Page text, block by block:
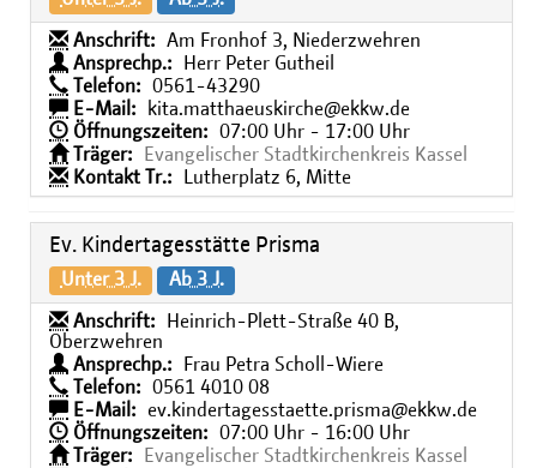
Anschrift:
Am Fronhof 3, Niederzwehren
Ansprechp.:
Herr Peter Gutheil
Telefon:
0561-43290
E-Mail:
kita.matthaeuskirche@ekkw.de
Öffnungszeiten:
07:00 Uhr - 17:00 Uhr
Träger:
Evangelischer Stadtkirchenkreis Kassel
Kontakt Tr.:
Lutherplatz 6, Mitte
Ev. Kindertagesstätte Prisma
Unter 3 J. Ab 3 J.
Anschrift:
Heinrich-Plett-Straße 40 B,
Oberzwehren
Ansprechp.:
Frau Petra Scholl-Wiere
Telefon:
0561 4010 08
E-Mail:
ev.kindertagesstaette.prisma@ekkw.de
Öffnungszeiten:
07:00 Uhr - 16:00 Uhr
Träger:
Evangelischer Stadtkirchenkreis Kassel